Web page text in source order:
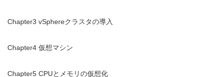
Chapter3 vSphereクラスタの導入
Chapter4 仮想マシン
Chapter5 CPUとメモリの仮想化